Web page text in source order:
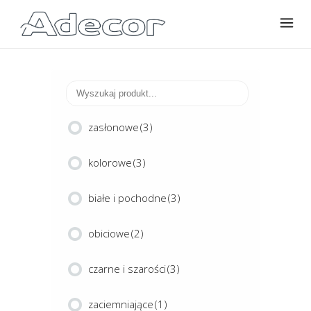
zasłonowe(3)
kolorowe(3)
białe i pochodne(3)
obiciowe(2)
czarne i szarości(3)
zaciemniające(1)